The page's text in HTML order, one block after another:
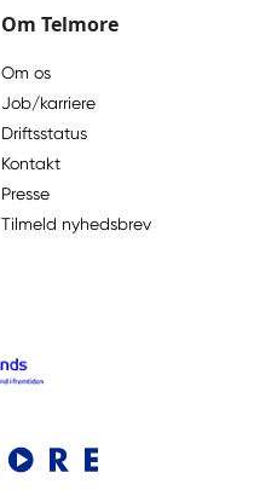
Om Telmore
Om os
Job/karriere
Driftsstatus
Kontakt
Presse
Tilmeld nyhedsbrev